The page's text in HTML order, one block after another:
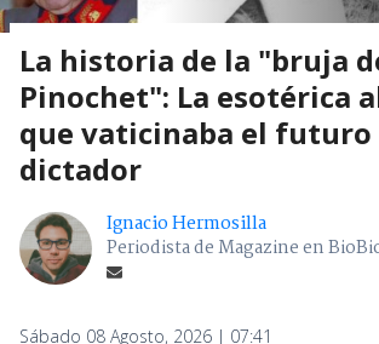
La historia de la "bruja
Pinochet": La esotérica
que vaticinaba el futuro
dictador
Ignacio Hermosilla
Periodista de Magazine en
Sábado 08 Agosto, 2026 | 07:41